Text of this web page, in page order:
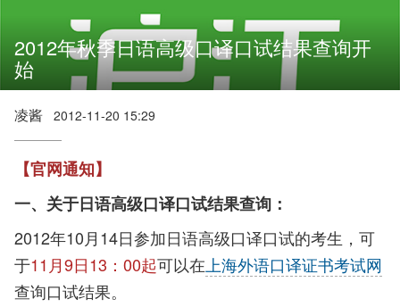
2012年秋季日语高级口译口试结果查询开
始
凌酱 2012-11-20 15:29
【官网通知】
一、关于日语高级口译口试结果查询：
2012年10月14日参加日语高级口译口试的考生，可
于11月9日13：00起可以在 上海外语口译证书考试网
查询口试结果。